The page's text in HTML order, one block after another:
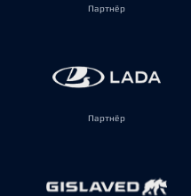
Партнёр
Партнёр